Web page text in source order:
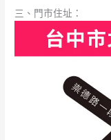
三、門市住址：